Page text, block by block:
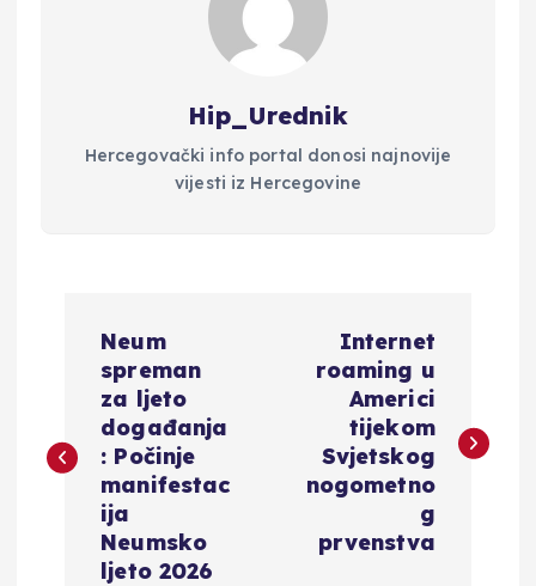
Hip_Urednik
Hercegovački info portal donosi najnovije
vijesti iz Hercegovine
v
Neum
spreman
za ljeto
događanja
: Počinje
manifestac
ija
Neumsko
ljeto 2026
Internet
roaming u
Americi
tijekom
Svjetskog
nogometno
g
prvenstva